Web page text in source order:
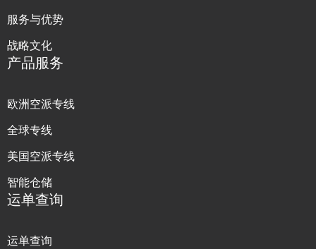
服务与优势
战略文化
产品服务
欧洲空派专线
全球专线
美国空派专线
智能仓储
运单查询
运单查询